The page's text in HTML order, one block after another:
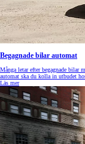
Begagnade bilar automat
Många letar efter begagnade bilar
automat ska du kolla in utbudet
Läs mer